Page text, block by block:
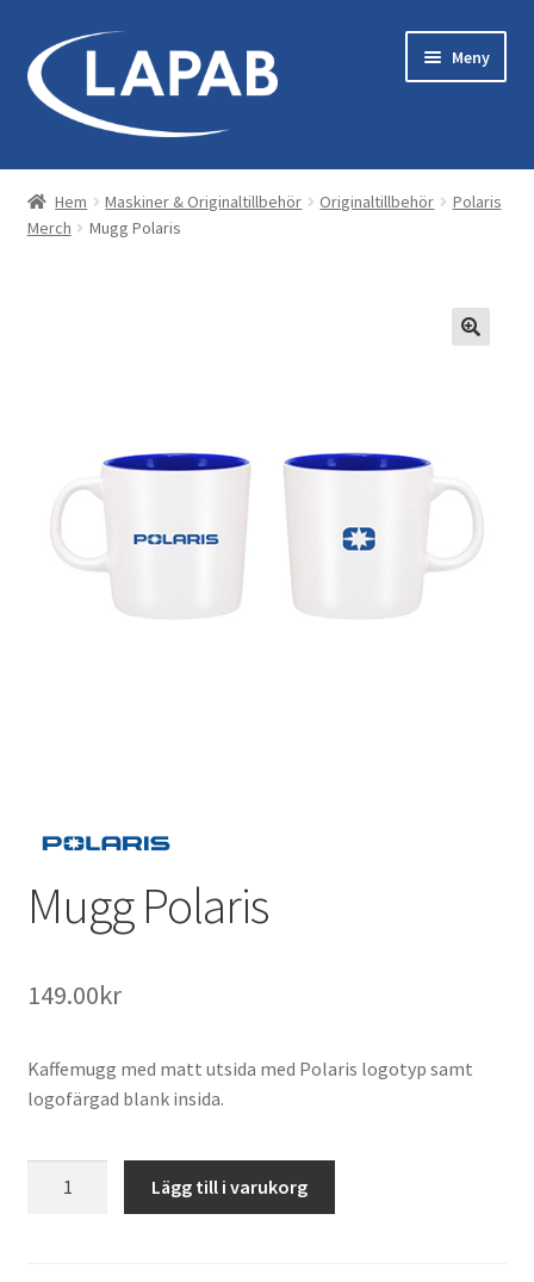
Hoppa
till
navigering
Hoppa
till
innehåll
Meny
Bastu & Bad
Maskiner & Originaltillbehör
Tillbehör
Outlet
Kontakta oss
Hem Maskiner & Originaltillbehör Originaltillbehör
Polaris
Merch
Mugg Polaris
Mugg Polaris
149.00kr
Kaffemugg med matt utsida med Polaris logotyp samt
logofärgad blank insida.
Lägg till i varukorg